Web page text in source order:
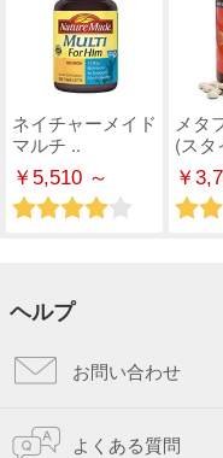
ネイチャーメイド
マルチ ..
￥5,510 ～
メタ
(スタ
￥
ヘルプ
お問い合わせ
よくある質問